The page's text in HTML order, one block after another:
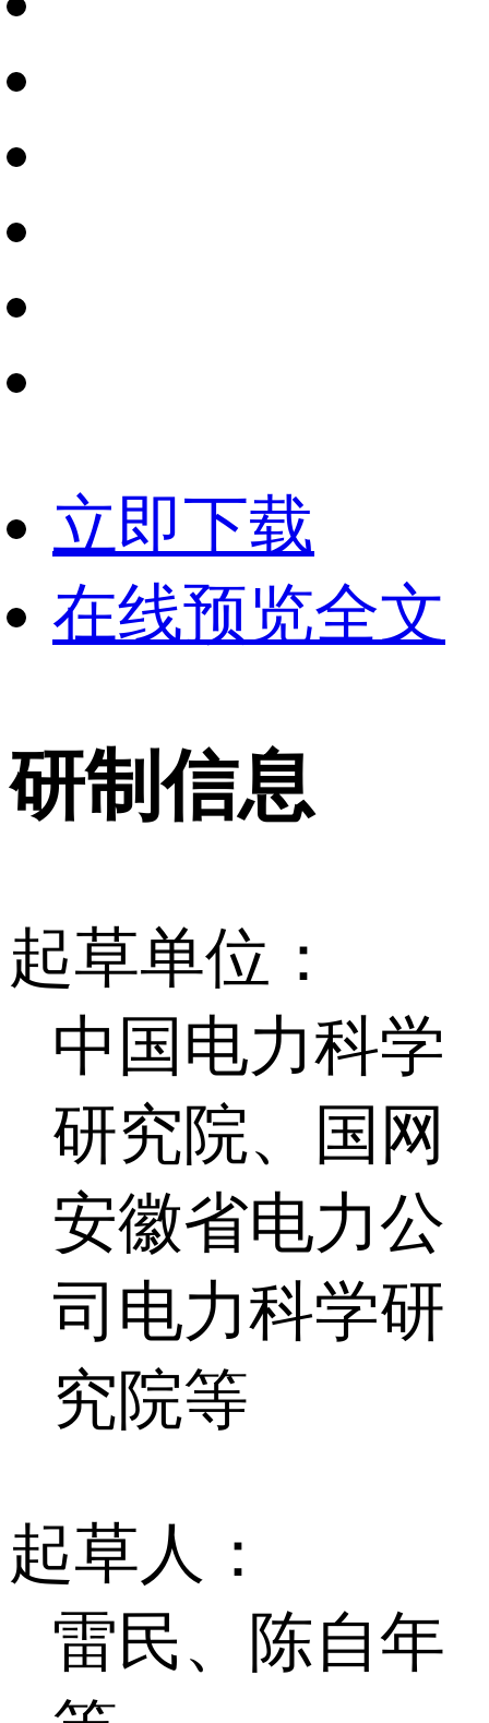
立即下载
在线预览全文
研制信息
起草单位：
中国电力科学
研究院、国网
安徽省电力公
司电力科学研
究院等
起草人：
雷民、陈自年